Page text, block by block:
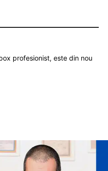
profesionist, este din nou